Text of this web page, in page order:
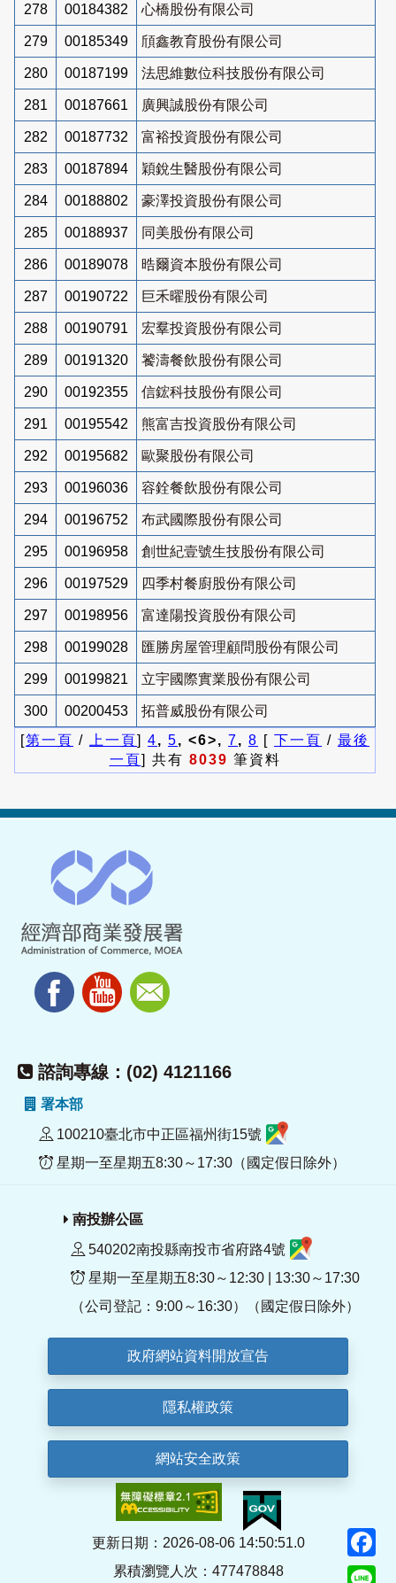
278 00184382 心橋股份有限公司
279 00185349 頎鑫教育股份有限公司
280 00187199 法思維數位科技股份有限公司
281 00187661 廣興誠股份有限公司
282 00187732 富裕投資股份有限公司
283 00187894 穎銳生醫股份有限公司
284 00188802 豪澤投資股份有限公司
285 00188937 同美股份有限公司
286 00189078 晧爾資本股份有限公司
287 00190722 巨禾曜股份有限公司
288 00190791 宏羣投資股份有限公司
289 00191320 饕濤餐飲股份有限公司
290 00192355 信鋐科技股份有限公司
291 00195542 熊富吉投資股份有限公司
292 00195682 歐聚股份有限公司
293 00196036 容銓餐飲股份有限公司
294 00196752 布武國際股份有限公司
295 00196958 創世紀壹號生技股份有限公司
296 00197529 四季村餐廚股份有限公司
297 00198956 富達陽投資股份有限公司
298 00199028 匯勝房屋管理顧問股份有限公司
299 00199821 立宇國際實業股份有限公司
300 00200453
拓普威股份有限公司
[第一頁 / 上一頁] 4, 5, <6>, 7, 8 [ 下一頁 / 最後
一頁] 共有 8039 筆資料
諮詢專線：(02) 4121166
署本部
100210臺北市中正區福州街15號
星期一至星期五8:30～17:30（國定假日除外）
南投辦公區
540202南投縣南投市省府路4號
星期一至星期五8:30～12:30 | 13:30～17:30
（公司登記：9:00～16:30）（國定假日除外）
政府網站資料開放宣告
隱私權政策
網站安全政策
更新日期：2026-08-06 14:50:51.0
累積瀏覽人次：477478848